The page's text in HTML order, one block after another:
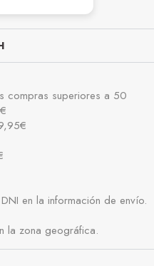
compras superiores a 50
en la información de envío.
la zona geográfica.